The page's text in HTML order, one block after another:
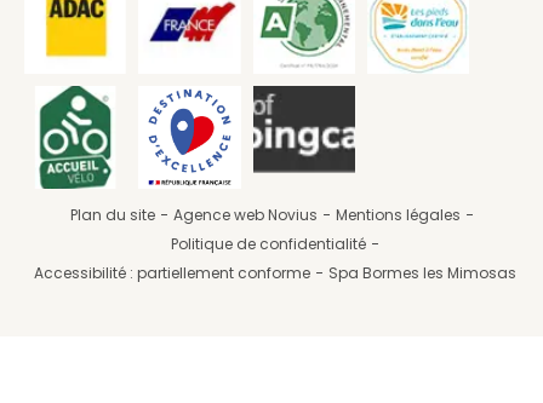
Plan du site Agence web Novius
Mentions légales
Politique de confidentialité
Accessibilité : partiellement conforme
Spa Bormes les Mimosas